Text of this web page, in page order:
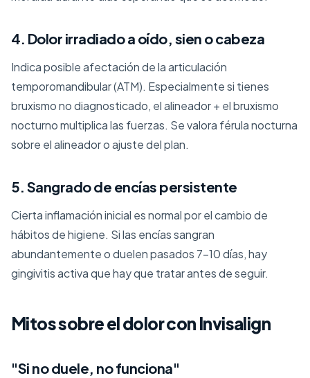
4. Dolor irradiado a oído, sien o cabeza
Indica posible afectación de la articulación
temporomandibular (ATM). Especialmente si tienes
bruxismo no diagnosticado, el alineador + el bruxismo
nocturno multiplica las fuerzas. Se valora férula nocturna
sobre el alineador o ajuste del plan.
5. Sangrado de encías persistente
Cierta inflamación inicial es normal por el cambio de
hábitos de higiene. Si las encías sangran
abundantemente o duelen pasados 7-10 días, hay
gingivitis activa que hay que tratar antes de seguir.
Mitos sobre el dolor con Invisalign
"Si no duele, no funciona"